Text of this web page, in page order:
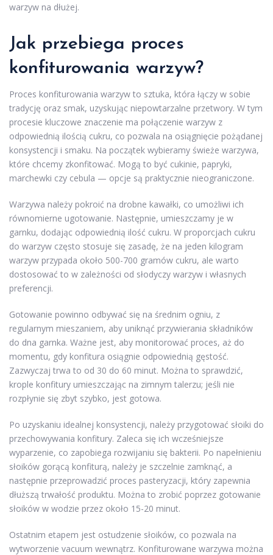
warzyw na dłużej.
Jak przebiega proces
konfiturowania warzyw?
Proces konfiturowania warzyw to sztuka, która łączy w sobie
tradycję oraz smak, uzyskując niepowtarzalne przetwory. W tym
procesie kluczowe znaczenie ma połączenie warzyw z
odpowiednią ilością cukru, co pozwala na osiągnięcie pożądanej
konsystencji i smaku. Na początek wybieramy świeże warzywa,
które chcemy zkonfitować. Mogą to być cukinie, papryki,
marchewki czy cebula — opcje są praktycznie nieograniczone.
Warzywa należy pokroić na drobne kawałki, co umożliwi ich
równomierne ugotowanie. Następnie, umieszczamy je w
garnku, dodając odpowiednią ilość cukru. W proporcjach cukru
do warzyw często stosuje się zasadę, że na jeden kilogram
warzyw przypada około 500-700 gramów cukru, ale warto
dostosować to w zależności od słodyczy warzyw i własnych
preferencji.
Gotowanie powinno odbywać się na średnim ogniu, z
regularnym mieszaniem, aby uniknąć przywierania składników
do dna garnka. Ważne jest, aby monitorować proces, aż do
momentu, gdy konfitura osiągnie odpowiednią gęstość.
Zazwyczaj trwa to od 30 do 60 minut. Można to sprawdzić,
krople konfitury umieszczając na zimnym talerzu; jeśli nie
rozpłynie się zbyt szybko, jest gotowa.
Po uzyskaniu idealnej konsystencji, należy przygotować słoiki do
przechowywania konfitury. Zaleca się ich wcześniejsze
wyparzenie, co zapobiega rozwijaniu się bakterii. Po napełnieniu
słoików gorącą konfiturą, należy je szczelnie zamknąć, a
następnie przeprowadzić proces pasteryzacji, który zapewnia
dłuższą trwałość produktu. Można to zrobić poprzez gotowanie
słoików w wodzie przez około 15-20 minut.
Ostatnim etapem jest ostudzenie słoików, co pozwala na
wytworzenie vacuum wewnątrz. Konfiturowane warzywa można